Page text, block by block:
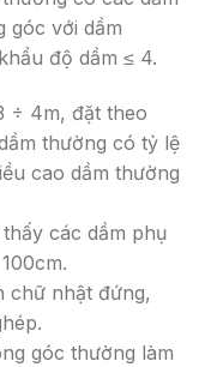
góc với dầm
độ dầm ≤ 4.
÷ 4m, đặt theo
thường có tỷ lệ
cao dầm thường
các dầm phụ
chữ nhật đứng,
góc thường làm